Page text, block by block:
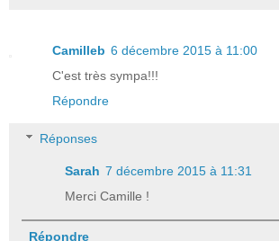
Camilleb 6 décembre 2015 à 11:00
C'est très sympa!!!
Répondre
Réponses
Sarah 7 décembre 2015 à 11:31
Merci Camille !
Répondre